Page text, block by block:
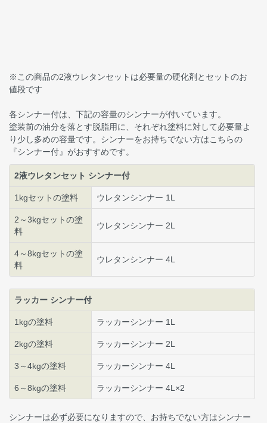
※この商品の2液ウレタンセットは必要量の硬化剤とセットのお
値段です
各シンナー付は、下記の容量のシンナーが付いています。
塗装前の油分を落とす脱脂用に、それぞれ塗料に対して必要量よ
り少し多めの容量です。シンナーをお持ちでない方はこちらの
『シンナー付』がおすすめです。
2液ウレタンセット シンナー付
1kgセットの塗料 ウレタンシンナー 1L
2～3kgセットの塗
料
ウレタンシンナー 2L
4～8kgセットの塗
料
ウレタンシンナー 4L
ラッカー シンナー付
1kgの塗料 ラッカーシンナー 1L
2kgの塗料 ラッカーシンナー 2L
3～4kgの塗料 ラッカーシンナー 4L
6～8kgの塗料 ラッカーシンナー 4L×2
シンナーは必ず必要になりますので、お持ちでない方はシンナー